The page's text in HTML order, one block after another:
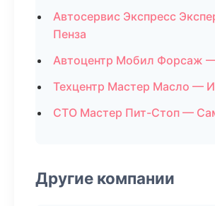
Автосервис Экспресс
Пенза
Автоцентр Мобил Форсаж
Техцентр Мастер Масло —
СТО Мастер Пит-Стоп —
Другие компании